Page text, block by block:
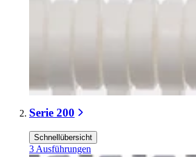
Serie 200
Schnellübersicht
3 Ausführungen